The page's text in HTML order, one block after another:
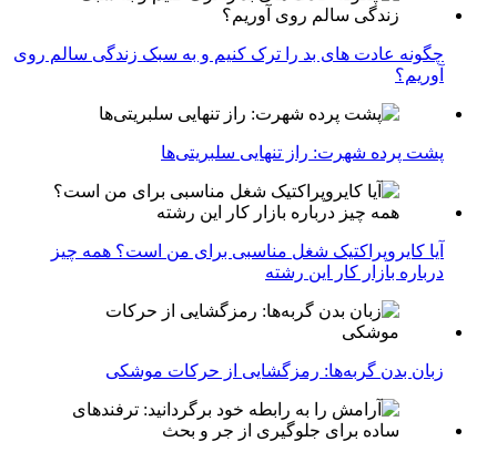
چگونه عادت‌ های بد را ترک کنیم و به سبک زندگی سالم روی
آوریم؟
پشت پرده شهرت: راز تنهایی سلبریتی‌ها
آیا کایروپراکتیک شغل مناسبی برای من است؟ همه چیز
درباره بازار کار این رشته
زبان بدن گربه‌ها: رمزگشایی از حرکات موشکی